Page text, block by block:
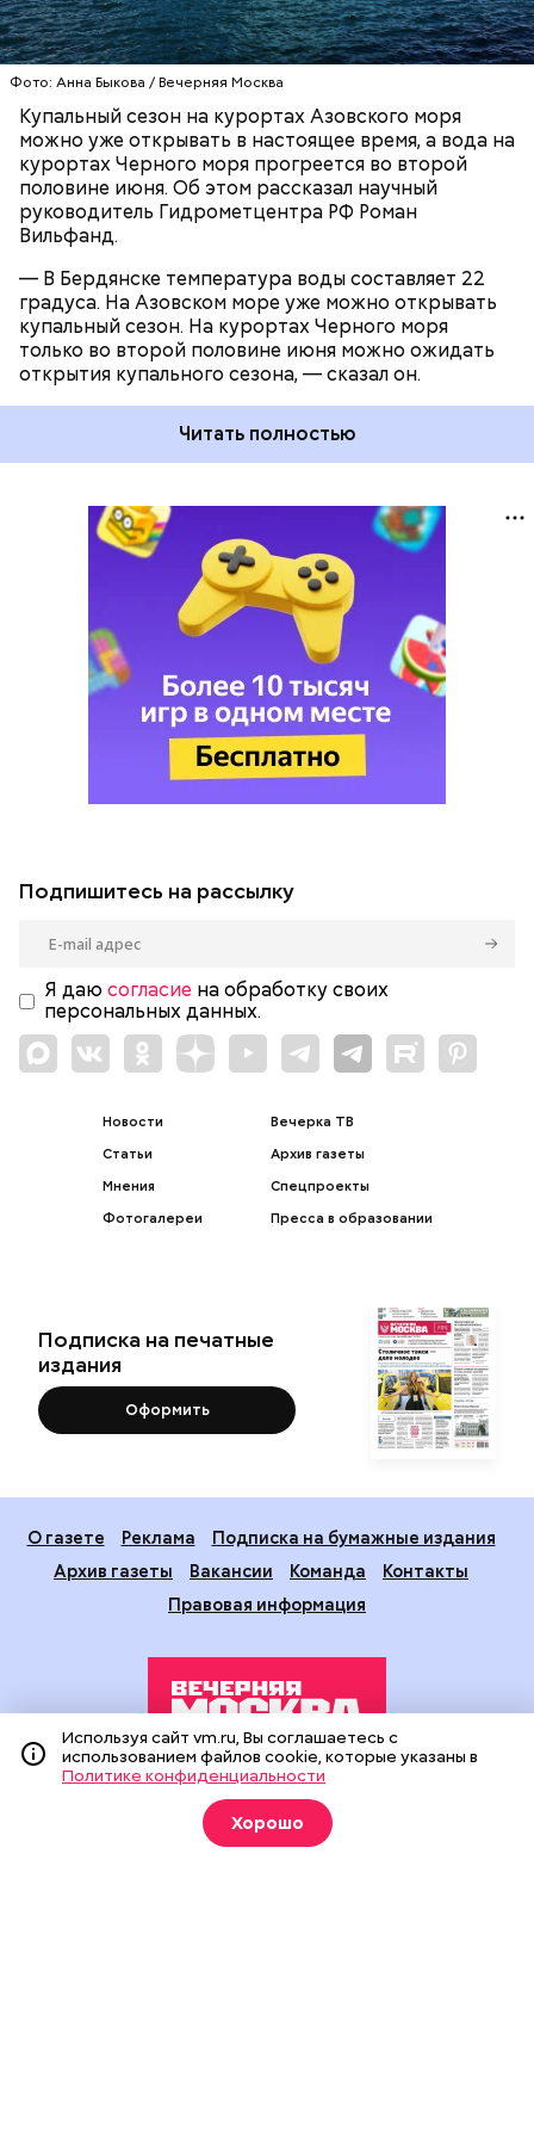
Фото: Анна Быкова / Вечерняя Москва
Купальный сезон на курортах Азовского моря
можно уже открывать в настоящее время, а вода на
курортах Черного моря прогреется во второй
половине июня. Об этом рассказал научный
руководитель Гидрометцентра РФ Роман
Вильфанд.
— В Бердянске температура воды составляет 22
градуса. На Азовском море уже можно открывать
купальный сезон. На курортах Черного моря
только во второй половине июня можно ожидать
открытия купального сезона, — сказал он.
Читать полностью
КУПАЛЬНЫЙ СЕЗОН
Подпишитесь на рассылку
Я даю согласие на обработку своих
персональных данных.
Новости
Статьи
Мнения
Фотогалереи
Вечерка ТВ
Архив газеты
Спецпроекты
Пресса в образовании
Подписка на печатные
издания
Оформить
О газете Реклама
Подписка на бумажные издания
Архив газеты
Вакансии Команда
Контакты
Правовая информация
Издание создано при финансовой поддержке Департамента
средств массовой информации и рекламы города Москвы.
На сайте применяются рекомендательные технологии
(информационные технологии предоставления информации
Используя сайт vm.ru, Вы соглашаетесь с
использованием файлов cookie, которые указаны в
Политике конфиденциальности
Хорошо